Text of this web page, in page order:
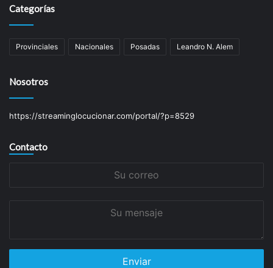
Categorías
Provinciales Nacionales Posadas Leandro N. Alem
Nosotros
https://streaminglocucionar.com/portal/?p=8529
Contacto